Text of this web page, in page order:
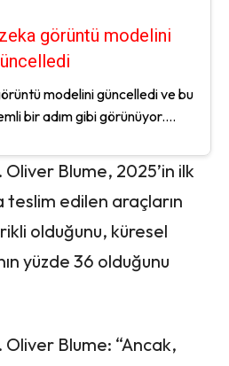
görüntü modelini
modelini güncelledi ve bu
bir adım gibi görünüyor....
Oliver Blume, 2025’in ilk
teslim edilen araçların
olduğunu, küresel
yüzde 36 olduğunu
Oliver Blume: “Ancak,